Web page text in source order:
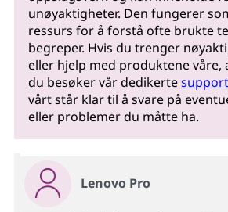
unøyaktigheter. Den fungerer
ressurs for å forstå ofte brukte
begreper. Hvis du trenger
eller hjelp med produktene våre,
du besøker vår dedikerte
vårt står klar til å svare på
eller problemer du måtte ha.
Lenovo Pro